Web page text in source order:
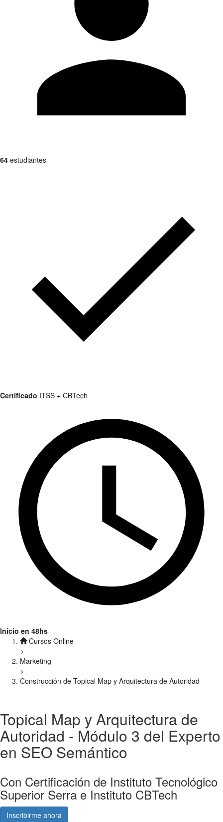
64 estudiantes
Certificado ITSS + CBTech
Inicio en 48hs
Cursos Online
>
Marketing
>
Construcción de Topical Map y Arquitectura de Autoridad
Topical Map y Arquitectura de
Autoridad - Módulo 3 del Experto
en SEO Semántico
Con Certificación de Instituto Tecnológico
Superior Serra e Instituto CBTech
Inscribirme ahora